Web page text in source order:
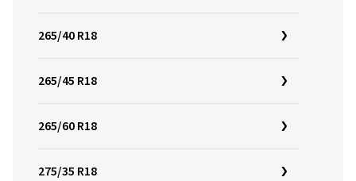
265/40 R18
265/45 R18
265/60 R18
275/35 R18